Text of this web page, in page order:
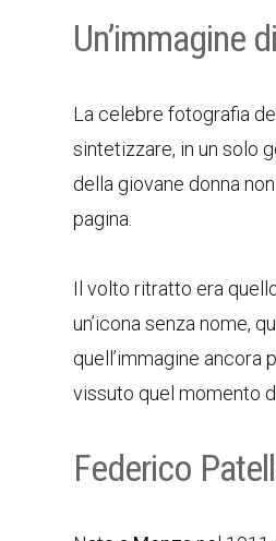
Un’immagine
La celebre fotografia
sintetizzare, in un solo
della giovane donna
pagina.
Il volto ritratto era
un’icona senza nome,
quell’immagine ancora
vissuto quel momento
Federico